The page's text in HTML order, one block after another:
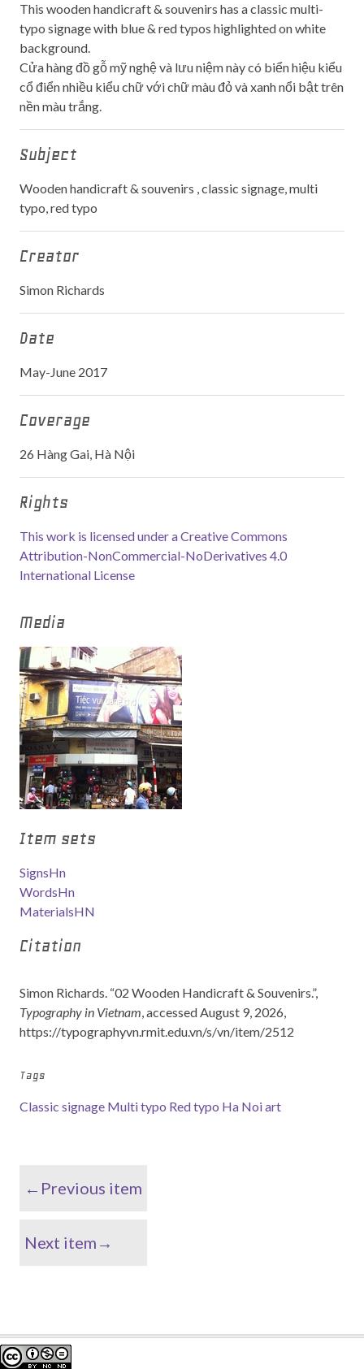
This wooden handicraft & souvenirs has a classic multi-
typo signage with blue & red typos highlighted on white
background.
Cửa hàng đồ gỗ mỹ nghệ và lưu niệm này có biển hiệu kiểu
cổ điển nhiều kiểu chữ với chữ màu đỏ và xanh nổi bật trên
nền màu trắng.
Subject
Wooden handicraft & souvenirs , classic signage, multi
typo, red typo
Creator
Simon Richards
Date
May-June 2017
Coverage
26 Hàng Gai, Hà Nội
Rights
This work is licensed under a Creative Commons
Attribution-NonCommercial-NoDerivatives 4.0
International License
Media
Item sets
SignsHn
WordsHn
MaterialsHN
Citation
Simon Richards. “02 Wooden Handicraft & Souvenirs.”,
Typography in Vietnam, accessed August 9, 2026,
https://typographyvn.rmit.edu.vn/s/vn/item/2512
Tags
Classic signage Multi typo Red typo Ha Noi art
←Previous item
Next item→